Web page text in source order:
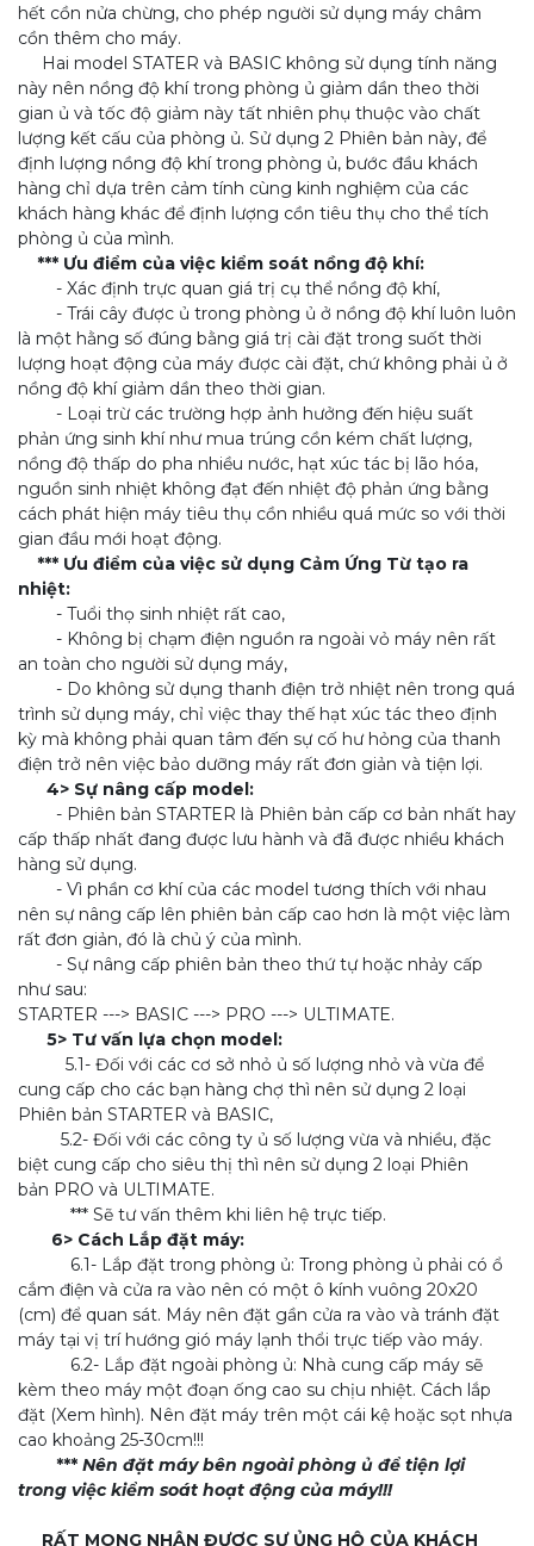
hết cồn nửa chừng, cho phép người sử dụng máy châm
cồn thêm cho máy.
Hai model STATER và BASIC không sử dụng tính năng
này nên nồng độ khí trong phòng ủ giảm dần theo thời
gian ủ và tốc độ giảm này tất nhiên phụ thuộc vào chất
lượng kết cấu của phòng ủ. Sử dụng 2 Phiên bản này, để
định lượng nồng độ khí trong phòng ủ, bước đầu khách
hàng chỉ dựa trên cảm tính cùng kinh nghiệm của các
khách hàng khác để định lượng cồn tiêu thụ cho thể tích
phòng ủ của mình.
*** Ưu điểm của việc kiểm soát nồng độ khí:
- Xác định trực quan giá trị cụ thể nồng độ khí,
- Trái cây được ủ trong phòng ủ ở nồng độ khí luôn luôn
là một hằng số đúng bằng giá trị cài đặt trong suốt thời
lượng hoạt động của máy được cài đặt, chứ không phải ủ ở
nồng độ khí giảm dần theo thời gian.
- Loại trừ các trường hợp ảnh hưởng đến hiệu suất
phản ứng sinh khí như mua trúng cồn kém chất lượng,
nồng độ thấp do pha nhiều nước, hạt xúc tác bị lão hóa,
nguồn sinh nhiệt không đạt đến nhiệt độ phản ứng bằng
cách phát hiện máy tiêu thụ cồn nhiều quá mức so với thời
gian đầu mới hoạt động.
*** Ưu điểm của việc sử dụng Cảm Ứng Từ tạo ra
nhiệt:
- Tuổi thọ sinh nhiệt rất cao,
- Không bị chạm điện nguồn ra ngoài vỏ máy nên rất
an toàn cho người sử dụng máy,
- Do không sử dụng thanh điện trở nhiệt nên trong quá
trình sử dụng máy, chỉ việc thay thế hạt xúc tác theo định
kỳ mà không phải quan tâm đến sự cố hư hỏng của thanh
điện trở nên việc bảo dưỡng máy rất đơn giản và tiện lợi.
4> Sự nâng cấp model:
- Phiên bản STARTER là Phiên bản cấp cơ bản nhất hay
cấp thấp nhất đang được lưu hành và đã được nhiều khách
hàng sử dụng.
- Vì phần cơ khí của các model tương thích với nhau
nên sự nâng cấp lên phiên bản cấp cao hơn là một việc làm
rất đơn giản, đó là chủ ý của mình.
- Sự nâng cấp phiên bản theo thứ tự hoặc nhảy cấp
như sau:
STARTER ---> BASIC ---> PRO ---> ULTIMATE.
5> Tư vấn lựa chọn model:
5.1- Đối với các cơ sở nhỏ ủ số lượng nhỏ và vừa để
cung cấp cho các bạn hàng chợ thì nên sử dụng 2 loại
Phiên bản STARTER và BASIC,
5.2- Đối với các công ty ủ số lượng vừa và nhiều, đặc
biệt cung cấp cho siêu thị thì nên sử dụng 2 loại Phiên
bản PRO và ULTIMATE.
*** Sẽ tư vấn thêm khi liên hệ trực tiếp.
6> Cách Lắp đặt máy:
6.1- Lắp đặt trong phòng ủ: Trong phòng ủ phải có ổ
cắm điện và cửa ra vào nên có một ô kính vuông 20x20
(cm) để quan sát. Máy nên đặt gần cửa ra vào và tránh đặt
máy tại vị trí hướng gió máy lạnh thổi trực tiếp vào máy.
6.2- Lắp đặt ngoài phòng ủ: Nhà cung cấp máy sẽ
kèm theo máy một đoạn ống cao su chịu nhiệt. Cách lắp
đặt (Xem hình). Nên đặt máy trên một cái kệ hoặc sọt nhựa
cao khoảng 25-30cm!!!
*** Nên đặt máy bên ngoài phòng ủ để tiện lợi
trong việc kiểm soát hoạt động của máy!!!
RẤT MONG NHẬN ĐƯỢC SỰ ỦNG HỘ CỦA KHÁCH